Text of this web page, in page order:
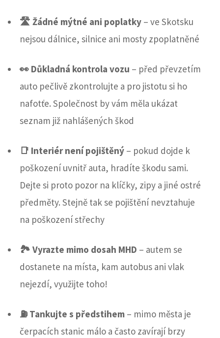
🛣️ Žádné mýtné ani poplatky – ve Skotsku
nejsou dálnice, silnice ani mosty zpoplatněné
👀 Důkladná kontrola vozu – před převzetím
auto pečlivě zkontrolujte a pro jistotu si ho
nafotťe. Společnost by vám měla ukázat
seznam již nahlášených škod
📑 Interiér není pojištěný – pokud dojde k
poškození uvnitř auta, hradíte škodu sami.
Dejte si proto pozor na klíčky, zipy a jiné ostré
předměty. Stejně tak se pojištění nevztahuje
na poškození střechy
🏞️ Vyrazte mimo dosah MHD – autem se
dostanete na místa, kam autobus ani vlak
nejezdí, využijte toho!
⛽️ Tankujte s předstihem – mimo města je
čerpacích stanic málo a často zavírají brzy